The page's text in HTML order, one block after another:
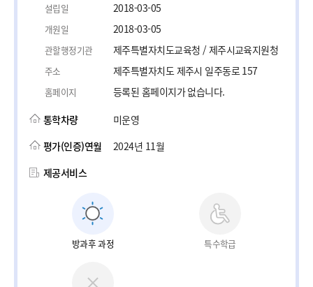
설립일 2018-03-05
개원일 2018-03-05
관할행정기관 제주특별자치도교육청 / 제주시교육지원청
주소 제주특별자치도 제주시 일주동로 157
홈페이지
등록된 홈페이지가 없습니다.
통학차량
미운영
평가(인증)연월
2024년 11월
제공서비스
방과후 과정 특수학급